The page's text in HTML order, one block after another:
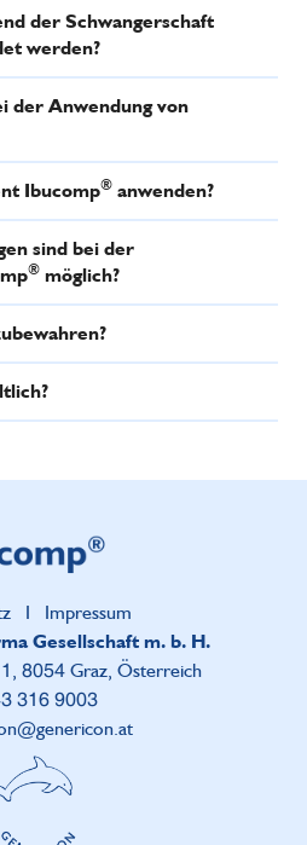
der Schwangerschaft
werden?
der Anwendung von
Ibucomp® anwenden?
sind bei der
® möglich?
I
Impressum
Gesellschaft m. b. H.
8054 Graz, Österreich
316 9003